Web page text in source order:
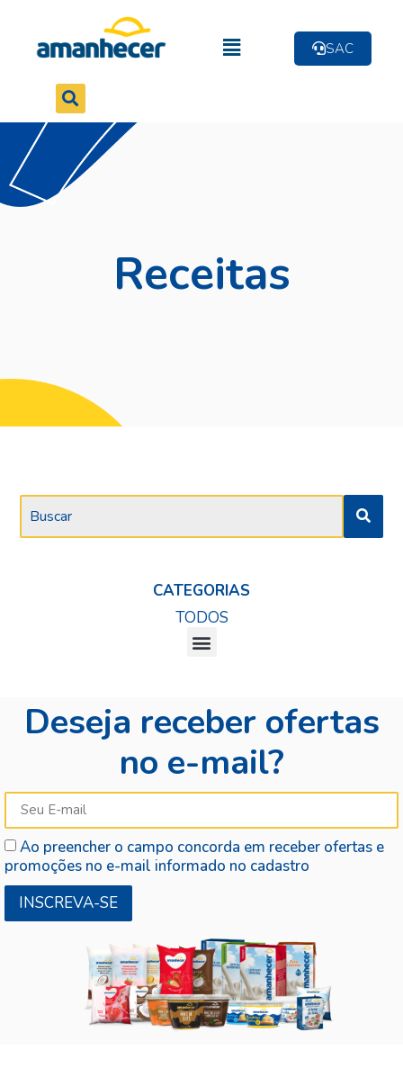
SAC
Receitas
CATEGORIAS
TODOS
Deseja receber ofertas
no e-mail?
Ao preencher o campo concorda em receber ofertas e
promoções no e-mail informado no cadastro
INSCREVA-SE